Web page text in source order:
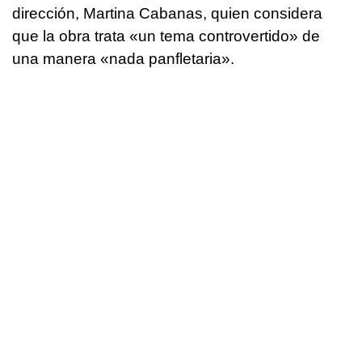
dirección, Martina Cabanas, quien considera
que la obra trata «un tema controvertido» de
una manera «nada panfletaria».